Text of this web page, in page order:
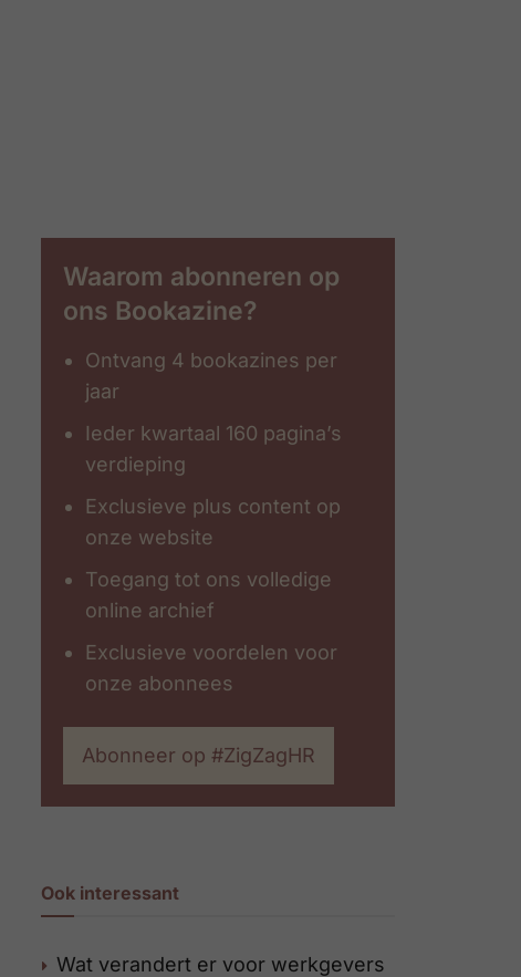
Waarom abonneren op
ons Bookazine?
Ontvang 4 bookazines per
jaar
Ieder kwartaal 160 pagina’s
verdieping
Exclusieve plus content op
onze website
Toegang tot ons volledige
online archief
Exclusieve voordelen voor
onze abonnees
Abonneer op #ZigZagHR
Ook interessant
Wat verandert er voor werkgevers